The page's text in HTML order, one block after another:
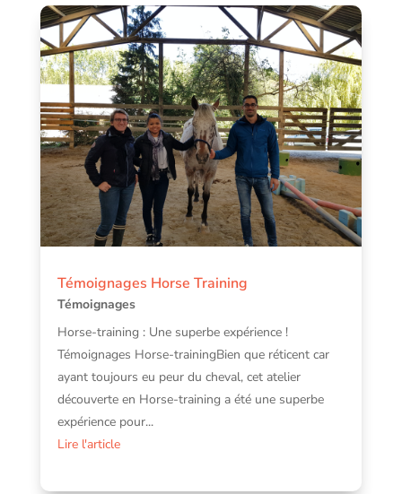
Témoignages Horse Training
Témoignages
Horse-training : Une superbe expérience !
Témoignages Horse-trainingBien que réticent car
ayant toujours eu peur du cheval, cet atelier
découverte en Horse-training a été une superbe
expérience pour...
Lire l'article